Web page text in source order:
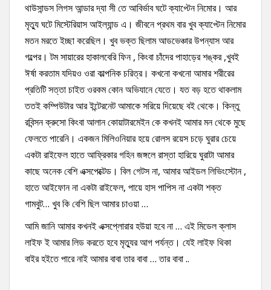
থাউসান্ডস লিগস আন্ডার দ্যা সী তে আবির্ভাব ঘটে ক্যাপ্টেন নিমোর। আর
মৃত্যু ঘটে মিস্টেরিয়াস আইল্যান্ড এ। জীবনে প্রথম বার খুব ক্যাপ্টেন নিমোর
মতন মরতে ইচ্ছা করেছিল। খুব ভক্ত ছিলাম আডভেঞ্চার উপন্যাস আর
গল্পের। টম সায়ারের হাকালবেরি ফিন , কিংবা চাঁদের পাহাড়ের শঙ্কর ,খুবই
ঈর্ষা করতাম যদিয়ও ওরা কাল্পনিক চরিত্র। কখনো কখনো আমার শরীরের
প্রতিটি সত্তা চাইত ওরকম কোন অভিযানে যেতে। যত বড় হতে থাকলাম
ততই কম্পিউটার আর ইন্টেরনেট আমাকে সরিয়ে দিয়েছে বই থেকে। কিন্তু
রবিন্সন ক্রুসো কিংবা আলান কোয়াটারমেইন কে কখনই আমার মন থেকে মুছে
ফেলতে পারেনি। একজন মিলিওনিয়ার হয়ে রোলস রয়েস চড়ে ঘুরার চেয়ে
একটা রাইফেল হাতে আফ্রিকার গহিন জঙ্গলে রাস্তা হারিয়ে ঘুরাটা আমার
কাছে অনেক বেশি এক্সপেক্টেড। বিল গেটস না, আমার আইডল লিভিংস্টোন ,
হাতে আইফোন না একটা রাইফেল, পায়ে হাস পাপিস না একটা শক্ত
গামবুট… খুব কি বেশি ছিল আমার চাওয়া …
আমি জানি আমার কখনই এক্সপ্লোরার হউয়া হবে না … এই মিডেল ক্লাস
লাইফ ই আমার লিড করতে হবে মৃত্যুর আগ পর্যন্ত। যেই লাইফ থিকা
বাইর হইতে পারে নাই আমার বাবা তার বাবা … তার বাবা ..